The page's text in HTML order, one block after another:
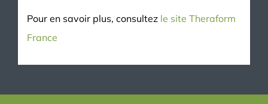
Pour en savoir plus, consultez le site Theraform
France